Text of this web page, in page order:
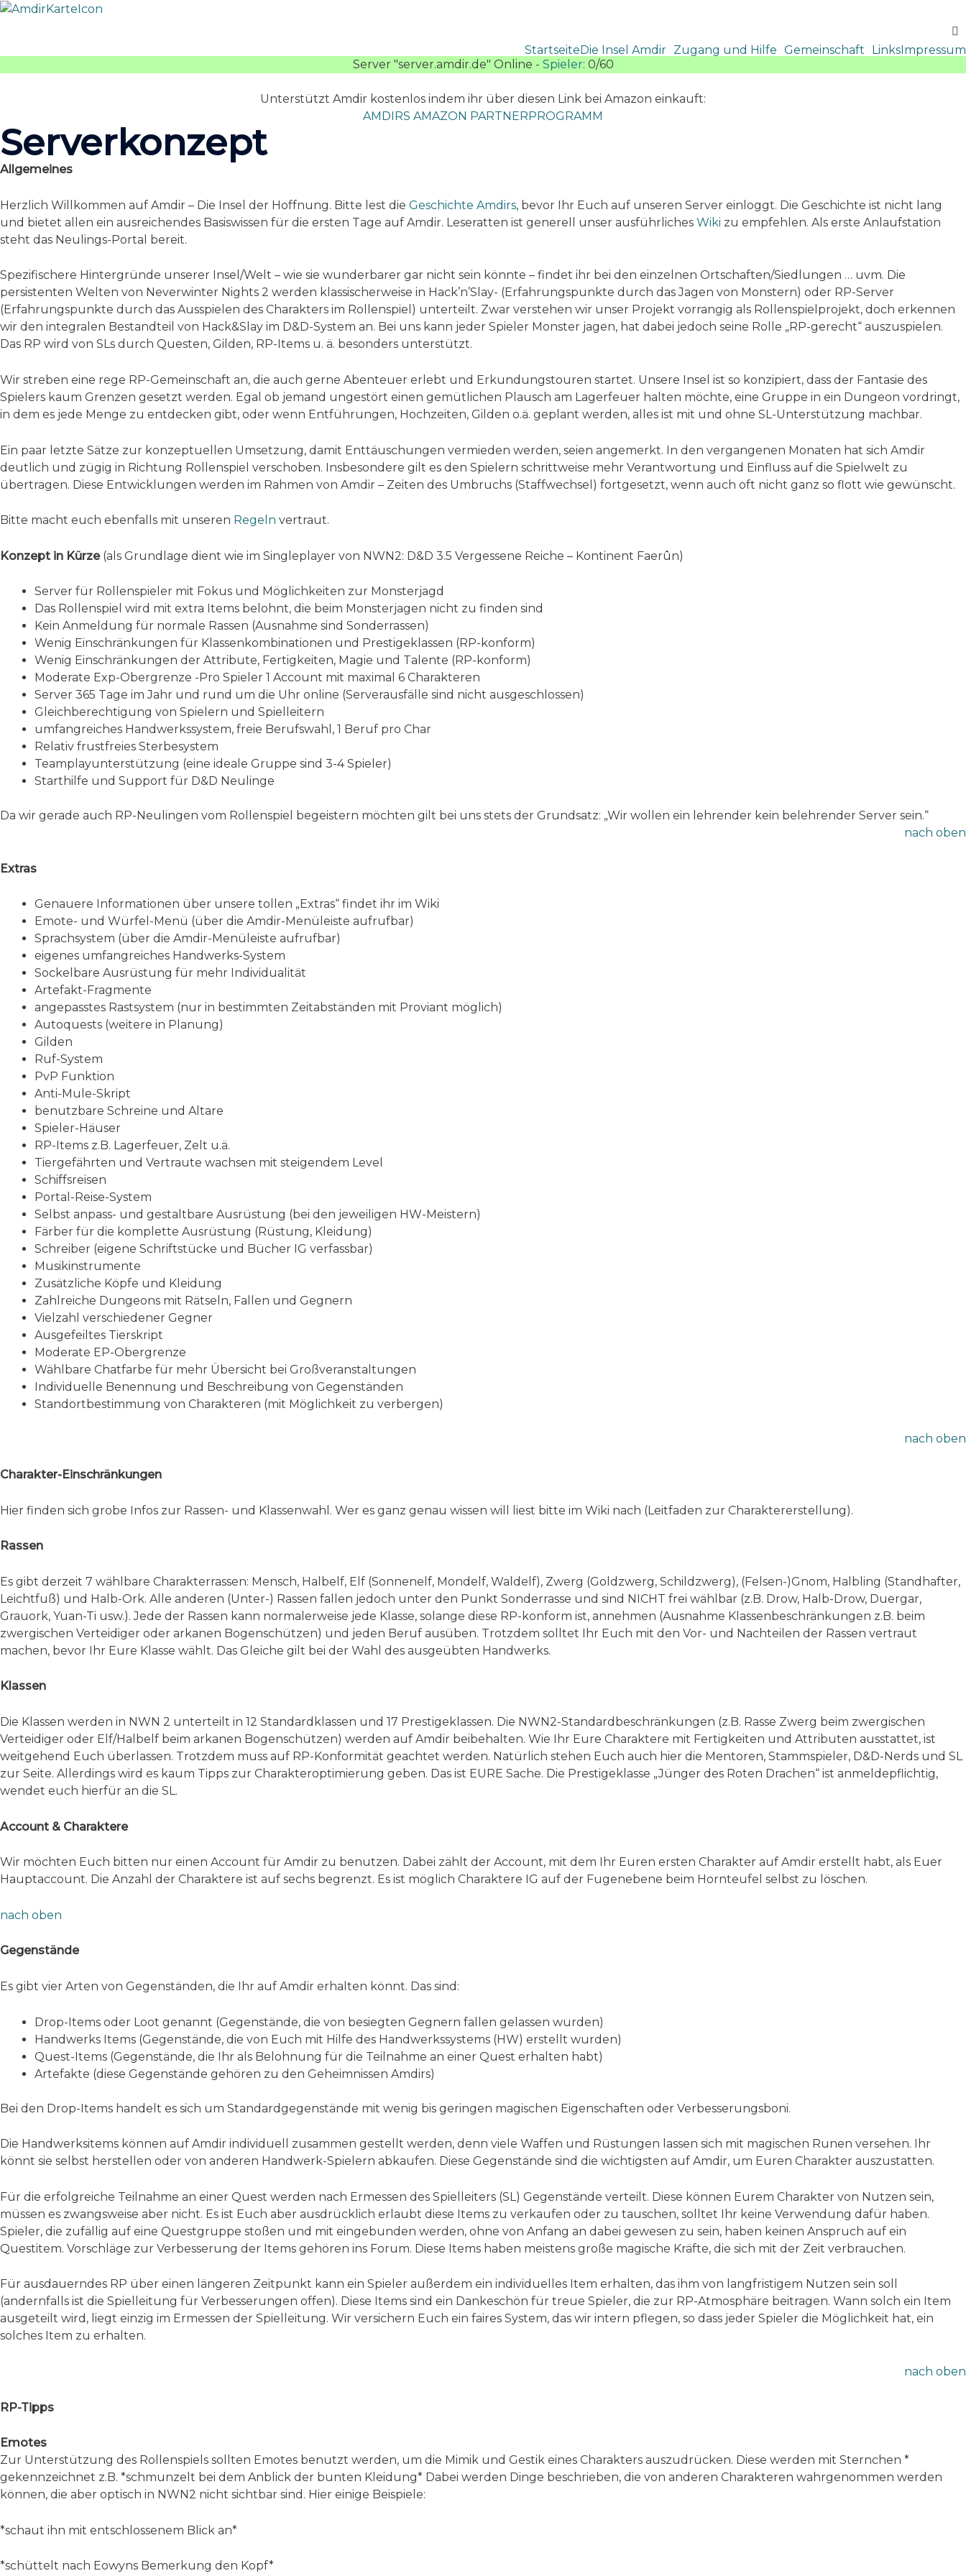
Zum
StartseiteDie Insel Amdir Zugang und Hilfe Gemeinschaft LinksImpressum
Server "server.amdir.de" Online - Spieler: 0/60
Unterstützt Amdir kostenlos indem ihr über diesen Link bei Amazon einkauft:
AMDIRS AMAZON PARTNERPROGRAMM
Serverkonzept
Allgemeines
Herzlich Willkommen auf Amdir – Die Insel der Hoffnung. Bitte lest die Geschichte Amdirs, bevor Ihr Euch auf unseren Server einloggt. Die Geschichte ist nicht lang
und bietet allen ein ausreichendes Basiswissen für die ersten Tage auf Amdir. Leseratten ist generell unser ausführliches Wiki zu empfehlen. Als erste Anlaufstation
steht das Neulings-Portal bereit.
Spezifischere Hintergründe unserer Insel/Welt – wie sie wunderbarer gar nicht sein könnte – findet ihr bei den einzelnen Ortschaften/Siedlungen … uvm. Die
persistenten Welten von Neverwinter Nights 2 werden klassischerweise in Hack’n’Slay- (Erfahrungspunkte durch das Jagen von Monstern) oder RP-Server
(Erfahrungspunkte durch das Ausspielen des Charakters im Rollenspiel) unterteilt. Zwar verstehen wir unser Projekt vorrangig als Rollenspielprojekt, doch erkennen
wir den integralen Bestandteil von Hack&Slay im D&D-System an. Bei uns kann jeder Spieler Monster jagen, hat dabei jedoch seine Rolle „RP-gerecht“ auszuspielen.
Das RP wird von SLs durch Questen, Gilden, RP-Items u. ä. besonders unterstützt.
Wir streben eine rege RP-Gemeinschaft an, die auch gerne Abenteuer erlebt und Erkundungstouren startet. Unsere Insel ist so konzipiert, dass der Fantasie des
Spielers kaum Grenzen gesetzt werden. Egal ob jemand ungestört einen gemütlichen Plausch am Lagerfeuer halten möchte, eine Gruppe in ein Dungeon vordringt,
in dem es jede Menge zu entdecken gibt, oder wenn Entführungen, Hochzeiten, Gilden o.ä. geplant werden, alles ist mit und ohne SL-Unterstützung machbar.
Ein paar letzte Sätze zur konzeptuellen Umsetzung, damit Enttäuschungen vermieden werden, seien angemerkt. In den vergangenen Monaten hat sich Amdir
deutlich und zügig in Richtung Rollenspiel verschoben. Insbesondere gilt es den Spielern schrittweise mehr Verantwortung und Einfluss auf die Spielwelt zu
übertragen. Diese Entwicklungen werden im Rahmen von Amdir – Zeiten des Umbruchs (Staffwechsel) fortgesetzt, wenn auch oft nicht ganz so flott wie gewünscht.
Bitte macht euch ebenfalls mit unseren Regeln vertraut.
Konzept in Kürze (als Grundlage dient wie im Singleplayer von NWN2: D&D 3.5 Vergessene Reiche – Kontinent Faerûn)
Server für Rollenspieler mit Fokus und Möglichkeiten zur Monsterjagd
Das Rollenspiel wird mit extra Items belohnt, die beim Monsterjagen nicht zu finden sind
Kein Anmeldung für normale Rassen (Ausnahme sind Sonderrassen)
Wenig Einschränkungen für Klassenkombinationen und Prestigeklassen (RP-konform)
Wenig Einschränkungen der Attribute, Fertigkeiten, Magie und Talente (RP-konform)
Moderate Exp-Obergrenze -Pro Spieler 1 Account mit maximal 6 Charakteren
Server 365 Tage im Jahr und rund um die Uhr online (Serverausfälle sind nicht ausgeschlossen)
Gleichberechtigung von Spielern und Spielleitern
umfangreiches Handwerkssystem, freie Berufswahl, 1 Beruf pro Char
Relativ frustfreies Sterbesystem
Teamplayunterstützung (eine ideale Gruppe sind 3-4 Spieler)
Starthilfe und Support für D&D Neulinge
Da wir gerade auch RP-Neulingen vom Rollenspiel begeistern möchten gilt bei uns stets der Grundsatz: „Wir wollen ein lehrender kein belehrender Server sein.“
nach oben
Extras
Genauere Informationen über unsere tollen „Extras“ findet ihr im Wiki
Emote- und Würfel-Menü (über die Amdir-Menüleiste aufrufbar)
Sprachsystem (über die Amdir-Menüleiste aufrufbar)
eigenes umfangreiches Handwerks-System
Sockelbare Ausrüstung für mehr Individualität
Artefakt-Fragmente
angepasstes Rastsystem (nur in bestimmten Zeitabständen mit Proviant möglich)
Autoquests (weitere in Planung)
Gilden
Ruf-System
PvP Funktion
Anti-Mule-Skript
benutzbare Schreine und Altare
Spieler-Häuser
RP-Items z.B. Lagerfeuer, Zelt u.ä.
Tiergefährten und Vertraute wachsen mit steigendem Level
Schiffsreisen
Portal-Reise-System
Selbst anpass- und gestaltbare Ausrüstung (bei den jeweiligen HW-Meistern)
Färber für die komplette Ausrüstung (Rüstung, Kleidung)
Schreiber (eigene Schriftstücke und Bücher IG verfassbar)
Musikinstrumente
Zusätzliche Köpfe und Kleidung
Zahlreiche Dungeons mit Rätseln, Fallen und Gegnern
Vielzahl verschiedener Gegner
Ausgefeiltes Tierskript
Moderate EP-Obergrenze
Wählbare Chatfarbe für mehr Übersicht bei Großveranstaltungen
Individuelle Benennung und Beschreibung von Gegenständen
Standortbestimmung von Charakteren (mit Möglichkeit zu verbergen)
nach oben
Charakter-Einschränkungen
Hier finden sich grobe Infos zur Rassen- und Klassenwahl. Wer es ganz genau wissen will liest bitte im Wiki nach (Leitfaden zur Charaktererstellung).
Rassen
Es gibt derzeit 7 wählbare Charakterrassen: Mensch, Halbelf, Elf (Sonnenelf, Mondelf, Waldelf), Zwerg (Goldzwerg, Schildzwerg), (Felsen-)Gnom, Halbling (Standhafter,
Leichtfuß) und Halb-Ork. Alle anderen (Unter-) Rassen fallen jedoch unter den Punkt Sonderrasse und sind NICHT frei wählbar (z.B. Drow, Halb-Drow, Duergar,
Grauork, Yuan-Ti usw.). Jede der Rassen kann normalerweise jede Klasse, solange diese RP-konform ist, annehmen (Ausnahme Klassenbeschränkungen z.B. beim
zwergischen Verteidiger oder arkanen Bogenschützen) und jeden Beruf ausüben. Trotzdem solltet Ihr Euch mit den Vor- und Nachteilen der Rassen vertraut
machen, bevor Ihr Eure Klasse wählt. Das Gleiche gilt bei der Wahl des ausgeübten Handwerks.
Klassen
Die Klassen werden in NWN 2 unterteilt in 12 Standardklassen und 17 Prestigeklassen. Die NWN2-Standardbeschränkungen (z.B. Rasse Zwerg beim zwergischen
Verteidiger oder Elf/Halbelf beim arkanen Bogenschützen) werden auf Amdir beibehalten. Wie Ihr Eure Charaktere mit Fertigkeiten und Attributen ausstattet, ist
weitgehend Euch überlassen. Trotzdem muss auf RP-Konformität geachtet werden. Natürlich stehen Euch auch hier die Mentoren, Stammspieler, D&D-Nerds und SL
zur Seite. Allerdings wird es kaum Tipps zur Charakteroptimierung geben. Das ist EURE Sache. Die Prestigeklasse „Jünger des Roten Drachen“ ist anmeldepflichtig,
wendet euch hierfür an die SL.
Account & Charaktere
Wir möchten Euch bitten nur einen Account für Amdir zu benutzen. Dabei zählt der Account, mit dem Ihr Euren ersten Charakter auf Amdir erstellt habt, als Euer
Hauptaccount. Die Anzahl der Charaktere ist auf sechs begrenzt. Es ist möglich Charaktere IG auf der Fugenebene beim Hornteufel selbst zu löschen.
nach oben
Gegenstände
Es gibt vier Arten von Gegenständen, die Ihr auf Amdir erhalten könnt. Das sind:
Drop-Items oder Loot genannt (Gegenstände, die von besiegten Gegnern fallen gelassen wurden)
Handwerks Items (Gegenstände, die von Euch mit Hilfe des Handwerkssystems (HW) erstellt wurden)
Quest-Items (Gegenstände, die Ihr als Belohnung für die Teilnahme an einer Quest erhalten habt)
Artefakte (diese Gegenstände gehören zu den Geheimnissen Amdirs)
Bei den Drop-Items handelt es sich um Standardgegenstände mit wenig bis geringen magischen Eigenschaften oder Verbesserungsboni.
Die Handwerksitems können auf Amdir individuell zusammen gestellt werden, denn viele Waffen und Rüstungen lassen sich mit magischen Runen versehen. Ihr
könnt sie selbst herstellen oder von anderen Handwerk-Spielern abkaufen. Diese Gegenstände sind die wichtigsten auf Amdir, um Euren Charakter auszustatten.
Für die erfolgreiche Teilnahme an einer Quest werden nach Ermessen des Spielleiters (SL) Gegenstände verteilt. Diese können Eurem Charakter von Nutzen sein,
müssen es zwangsweise aber nicht. Es ist Euch aber ausdrücklich erlaubt diese Items zu verkaufen oder zu tauschen, solltet Ihr keine Verwendung dafür haben.
Spieler, die zufällig auf eine Questgruppe stoßen und mit eingebunden werden, ohne von Anfang an dabei gewesen zu sein, haben keinen Anspruch auf ein
Questitem. Vorschläge zur Verbesserung der Items gehören ins Forum. Diese Items haben meistens große magische Kräfte, die sich mit der Zeit verbrauchen.
Für ausdauerndes RP über einen längeren Zeitpunkt kann ein Spieler außerdem ein individuelles Item erhalten, das ihm von langfristigem Nutzen sein soll
(andernfalls ist die Spielleitung für Verbesserungen offen). Diese Items sind ein Dankeschön für treue Spieler, die zur RP-Atmosphäre beitragen. Wann solch ein Item
ausgeteilt wird, liegt einzig im Ermessen der Spielleitung. Wir versichern Euch ein faires System, das wir intern pflegen, so dass jeder Spieler die Möglichkeit hat, ein
solches Item zu erhalten.
nach oben
RP-Tipps
Emotes
Zur Unterstützung des Rollenspiels sollten Emotes benutzt werden, um die Mimik und Gestik eines Charakters auszudrücken. Diese werden mit Sternchen *
gekennzeichnet z.B. *schmunzelt bei dem Anblick der bunten Kleidung* Dabei werden Dinge beschrieben, die von anderen Charakteren wahrgenommen werden
können, die aber optisch in NWN2 nicht sichtbar sind. Hier einige Beispiele:
*schaut ihn mit entschlossenem Blick an*
*schüttelt nach Eowyns Bemerkung den Kopf*